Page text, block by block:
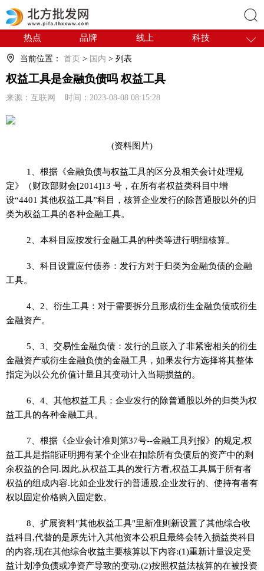
搜索
热点 品牌 线上
科技
干货
电商
会展
国内
当前位置： 首页 > 国内 > 列表
权益工具是金融负债吗 权益工具
来源：互联网 时间：2023-08-08 08:15:28
(资料图片)
1、根据《金融负债与权益工具的区分及相关会计处理规
定》（财政部财会[2014]13 号，在所有者权益类科目中增
设“4401 其他权益工具”科目，核算企业发行的除普通股以外的归
类为权益工具的各种金融工具。
2、本科目应按发行金融工具的种类等进行明细核算。
3、科目设置应付债券：发行方对于归类为金融负债的金融
工具。
4、2、衍生工具：对于需要拆分且形成衍生金融负债或衍生
金融资产。
5、3、交易性金融负债：发行的且嵌入了非紧密相关的衍生
金融资产或衍生金融负债的金融工具，如果发行方选择将其整体
指定为以公允价值计量且其变动计入当期损益的。
6、4、其他权益工具：企业发行的除普通股以外的归类为权
益工具的各种金融工具。
7、根据《企业会计准则第37号--金融工具列报》的规定,权
益工具是指能证明拥有某个企业在扣除所有负债后的资产中的剩
余权益的合同.因此,从权益工具的发行方看,权益工具属于所有者
权益的组成内容.比如企业发行的普通股,企业发行的、使持有者有
权以固定价格购入固定数。
8、扩展资料"其他权益工具"里新准则新设置了其他综合收
益科目,代替的是原先计入其他资本公积且最终会转入损益类科目
的内容,现在其他综合收益主要核算以下内容:(1)重新计量设定受
益计划净负债或净资产导致的变动.(2)按照权益法核算的在被投资